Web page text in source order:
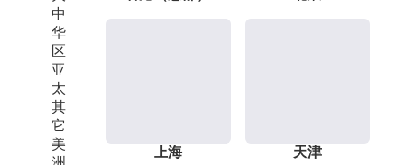
中
华
区
亚
太
其
它
美
上海 天津